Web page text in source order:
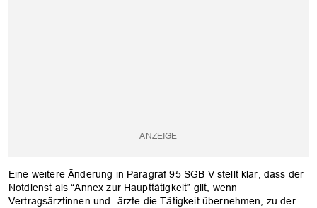
Eine weitere Änderung in Paragraf 95 SGB V stellt klar, dass der
Notdienst als “Annex zur Haupttätigkeit” gilt, wenn
Vertragsärztinnen und -ärzte die Tätigkeit übernehmen, zu der